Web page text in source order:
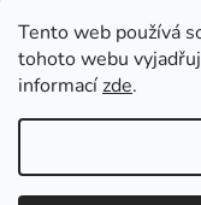
Tento web používá
tohoto webu
informacízde.